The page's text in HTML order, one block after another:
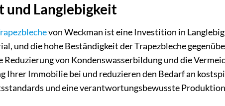
und Langlebigkeit
von Weckman ist eine Investition in
und die hohe Beständigkeit der Trapezbleche
Reduzierung von Kondenswasserbildung und die
Ihrer Immobilie bei und reduzieren den Bedarf an
und eine verantwortungsbewusste